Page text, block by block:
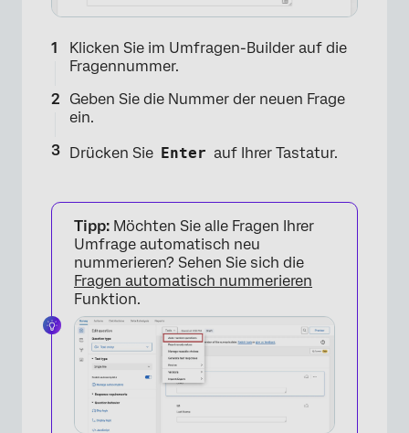
×
Klicken Sie im Umfragen-Builder auf die
Fragennummer.
Geben Sie die Nummer der neuen Frage
ein.
Drücken Sie Enter auf Ihrer Tastatur.
Tipp: Möchten Sie alle Fragen Ihrer
Umfrage automatisch neu
nummerieren? Sehen Sie sich die
Fragen automatisch nummerieren
Funktion.